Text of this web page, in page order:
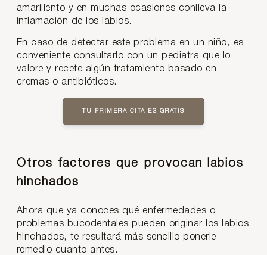
amarillento y en muchas ocasiones conlleva la
inflamación de los labios.
En caso de detectar este problema en un niño, es
conveniente consultarlo con un pediatra que lo
valore y recete algún tratamiento basado en
cremas o antibióticos.
TU PRIMERA CITA ES GRATIS
Otros factores que provocan labios
hinchados
Ahora que ya conoces qué enfermedades o
problemas bucodentales pueden originar los labios
hinchados, te resultará más sencillo ponerle
remedio cuanto antes.